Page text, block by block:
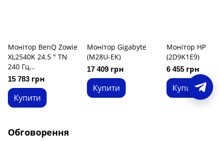
Монітор BenQ Zowie
XL2540K 24.5 " TN
240 Гц
(9H.LJMLB.QBE)
15 783 грн
Купити
Монітор Gigabyte
(M28U-EK)
17 409 грн
Купити
Монітор HP
(2D9K1E9)
6 455 грн
Купити
Обговорення